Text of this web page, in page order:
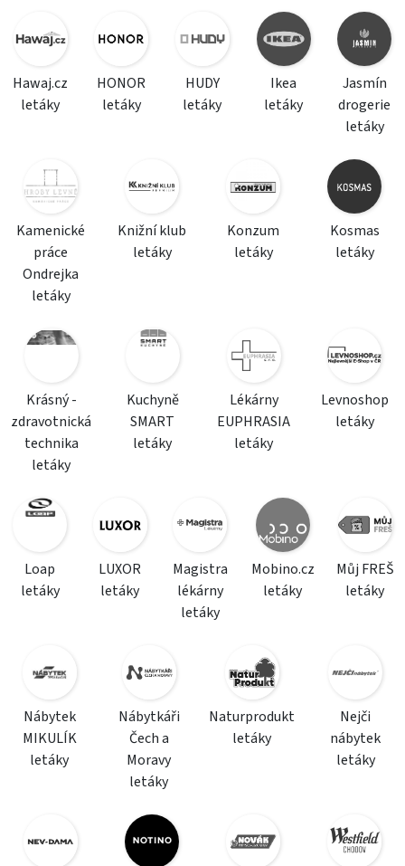
Hawaj.cz
letáky
HONOR
letáky
HUDY
letáky
Ikea
letáky
Jasmín
drogerie
letáky
Kamenické
práce
Ondrejka
letáky
Knižní klub
letáky
Konzum
letáky
Kosmas
letáky
Krásný -
zdravotnická
technika
letáky
Kuchyně
SMART
letáky
Lékárny
EUPHRASIA
letáky
Levnoshop
letáky
Loap
letáky
LUXOR
letáky
Magistra
lékárny
letáky
Mobino.cz
letáky
Můj FREŠ
letáky
Nábytek
MIKULÍK
letáky
Nábytkáři
Čech a
Moravy
letáky
Naturprodukt
letáky
Nejči
nábytek
letáky